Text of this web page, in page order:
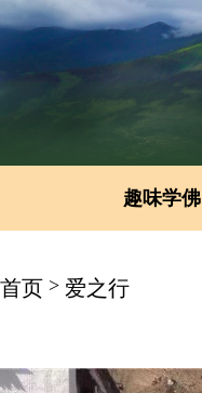
趣味学佛
首页 > 爱之行